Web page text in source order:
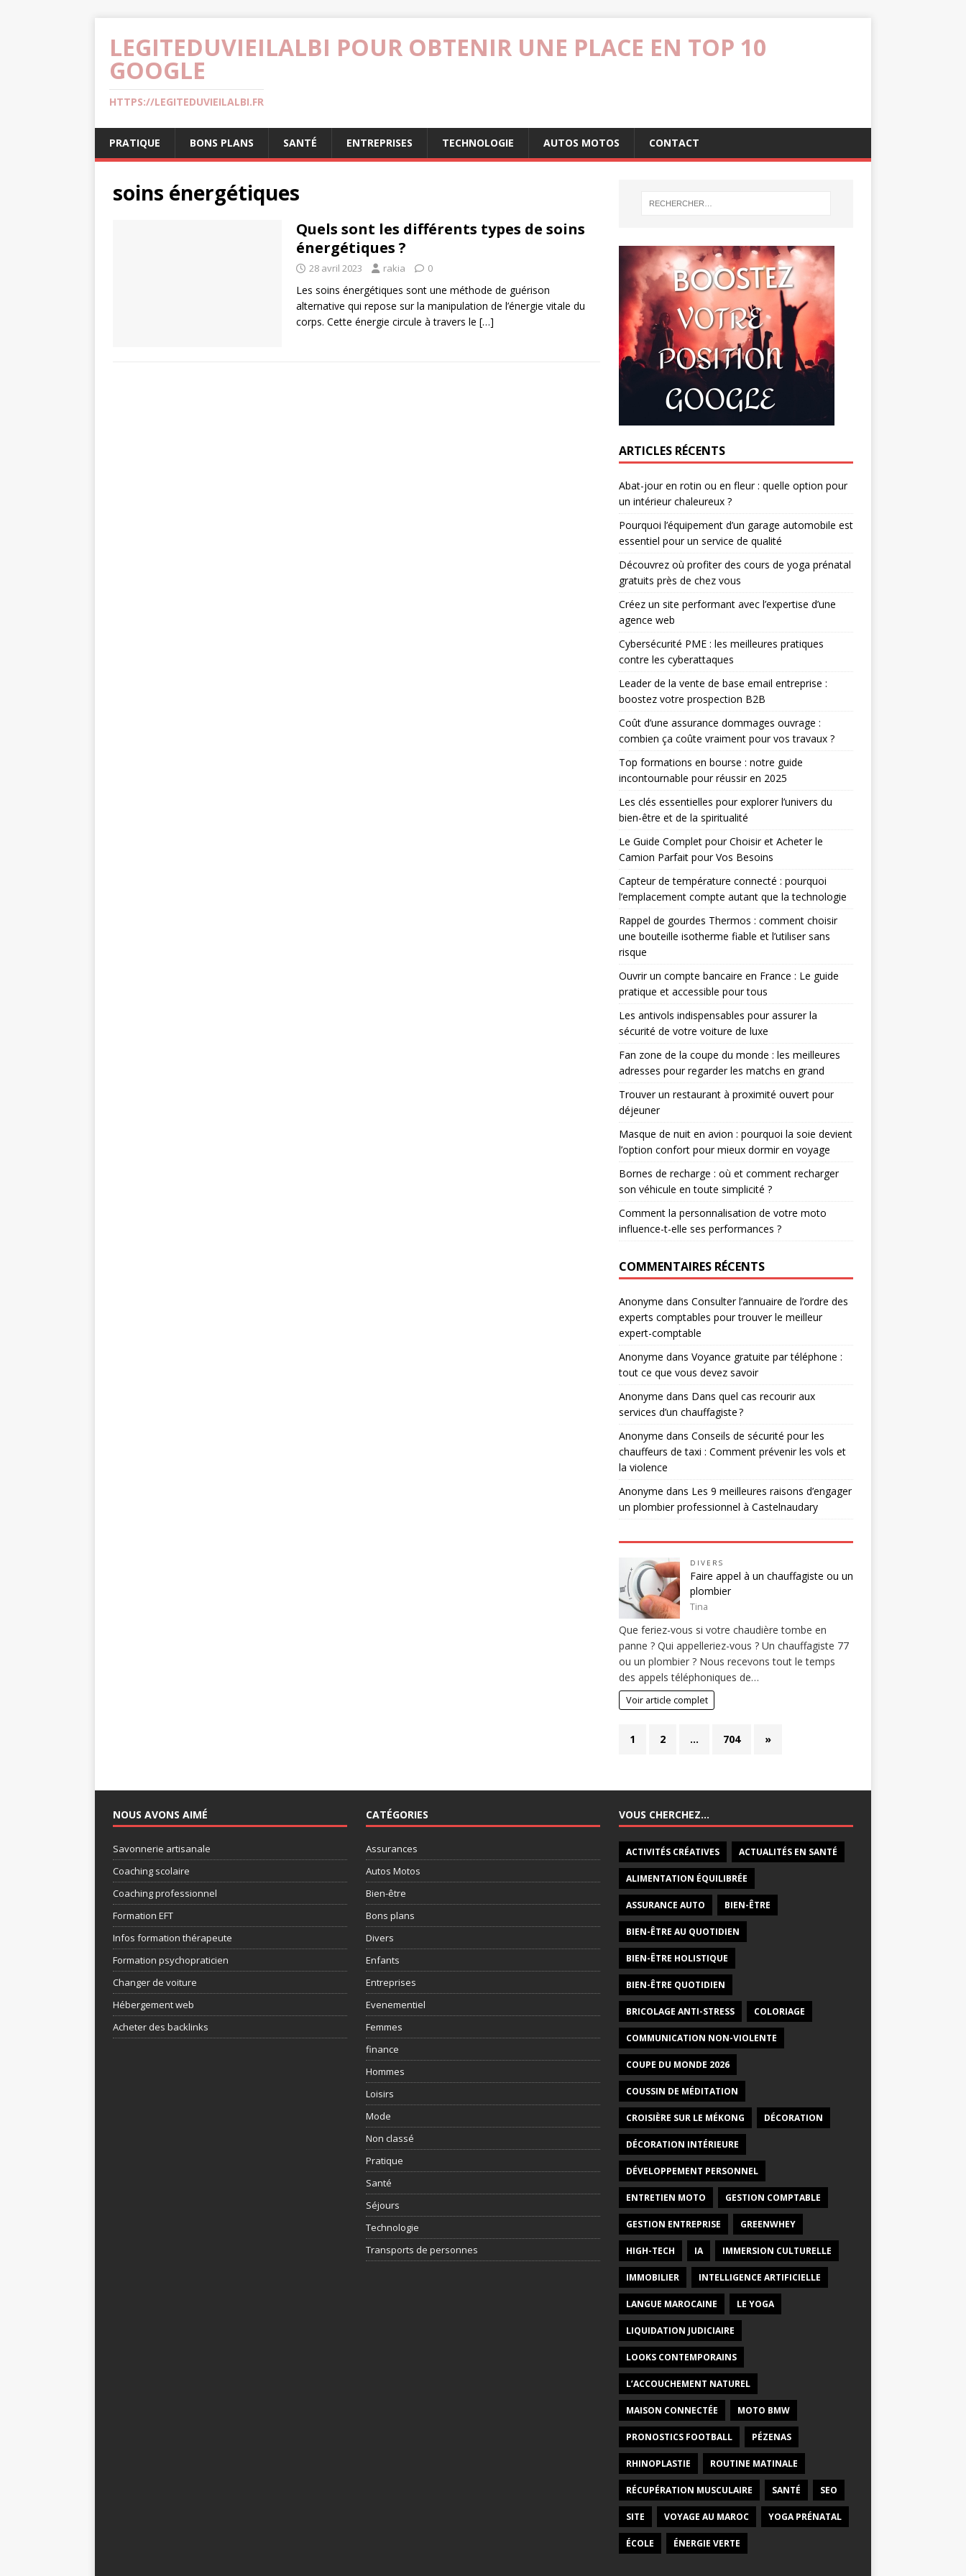
LEGITEDUVIEILALBI POUR OBTENIR UNE PLACE EN TOP 10
GOOGLE
HTTPS://LEGITEDUVIEILALBI.FR
PRATIQUE BONS PLANS SANTÉ ENTREPRISES TECHNOLOGIE AUTOS MOTOS CONTACT
soins énergétiques
Quels sont les différents types de soins
énergétiques ?
28 avril 2023 rakia 0
Les soins énergétiques sont une méthode de guérison
alternative qui repose sur la manipulation de l’énergie vitale du
corps. Cette énergie circule à travers le […]
ARTICLES RÉCENTS
Abat-jour en rotin ou en fleur : quelle option pour
un intérieur chaleureux ?
Pourquoi l’équipement d’un garage automobile est
essentiel pour un service de qualité
Découvrez où profiter des cours de yoga prénatal
gratuits près de chez vous
Créez un site performant avec l’expertise d’une
agence web
Cybersécurité PME : les meilleures pratiques
contre les cyberattaques
Leader de la vente de base email entreprise :
boostez votre prospection B2B
Coût d’une assurance dommages ouvrage :
combien ça coûte vraiment pour vos travaux ?
Top formations en bourse : notre guide
incontournable pour réussir en 2025
Les clés essentielles pour explorer l’univers du
bien-être et de la spiritualité
Le Guide Complet pour Choisir et Acheter le
Camion Parfait pour Vos Besoins
Capteur de température connecté : pourquoi
l’emplacement compte autant que la technologie
Rappel de gourdes Thermos : comment choisir
une bouteille isotherme fiable et l’utiliser sans
risque
Ouvrir un compte bancaire en France : Le guide
pratique et accessible pour tous
Les antivols indispensables pour assurer la
sécurité de votre voiture de luxe
Fan zone de la coupe du monde : les meilleures
adresses pour regarder les matchs en grand
Trouver un restaurant à proximité ouvert pour
déjeuner
Masque de nuit en avion : pourquoi la soie devient
l’option confort pour mieux dormir en voyage
Bornes de recharge : où et comment recharger
son véhicule en toute simplicité ?
Comment la personnalisation de votre moto
influence-t-elle ses performances ?
COMMENTAIRES RÉCENTS
Anonyme dans Consulter l’annuaire de l’ordre des
experts comptables pour trouver le meilleur
expert-comptable
Anonyme dans Voyance gratuite par téléphone :
tout ce que vous devez savoir
Anonyme dans Dans quel cas recourir aux
services d’un chauffagiste ?
Anonyme dans Conseils de sécurité pour les
chauffeurs de taxi : Comment prévenir les vols et
la violence
Anonyme dans Les 9 meilleures raisons d’engager
un plombier professionnel à Castelnaudary
DIVERS
Faire appel à un chauffagiste ou un
plombier
Tina
Que feriez-vous si votre chaudière tombe en
panne ? Qui appelleriez-vous ? Un chauffagiste 77
ou un plombier ? Nous recevons tout le temps
des appels téléphoniques de…
Voir article complet
1 2 … 704 »
NOUS AVONS AIMÉ
Savonnerie artisanale
Coaching scolaire
Coaching professionnel
Formation EFT
Infos formation thérapeute
Formation psychopraticien
Changer de voiture
Hébergement web
Acheter des backlinks
CATÉGORIES
Assurances
Autos Motos
Bien-être
Bons plans
Divers
Enfants
Entreprises
Evenementiel
Femmes
finance
Hommes
Loisirs
Mode
Non classé
Pratique
Santé
Séjours
Technologie
Transports de personnes
VOUS CHERCHEZ…
ACTIVITÉS CRÉATIVES ACTUALITÉS EN SANTÉ
ALIMENTATION ÉQUILIBRÉE
ASSURANCE AUTO BIEN-ÊTRE
BIEN-ÊTRE AU QUOTIDIEN
BIEN-ÊTRE HOLISTIQUE
BIEN-ÊTRE QUOTIDIEN
BRICOLAGE ANTI-STRESS COLORIAGE
COMMUNICATION NON-VIOLENTE
COUPE DU MONDE 2026
COUSSIN DE MÉDITATION
CROISIÈRE SUR LE MÉKONG DÉCORATION
DÉCORATION INTÉRIEURE
DÉVELOPPEMENT PERSONNEL
ENTRETIEN MOTO GESTION COMPTABLE
GESTION ENTREPRISE GREENWHEY
HIGH-TECH IA IMMERSION CULTURELLE
IMMOBILIER INTELLIGENCE ARTIFICIELLE
LANGUE MAROCAINE LE YOGA
LIQUIDATION JUDICIAIRE
LOOKS CONTEMPORAINS
L’ACCOUCHEMENT NATUREL
MAISON CONNECTÉE MOTO BMW
PRONOSTICS FOOTBALL PÉZENAS
RHINOPLASTIE ROUTINE MATINALE
RÉCUPÉRATION MUSCULAIRE SANTÉ SEO
SITE VOYAGE AU MAROC YOGA PRÉNATAL
ÉCOLE ÉNERGIE VERTE